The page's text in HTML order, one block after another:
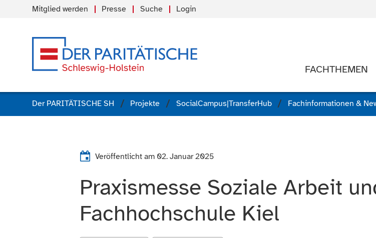
Mitglied werden Presse Suche Login
FACHTHEMEN
Der PARITÄTISCHE SH Projekte SocialCampus|TransferHub
Veröffentlicht am 02. Januar 2025
Praxismesse Soziale Arbeit
Fachhochschule Kiel